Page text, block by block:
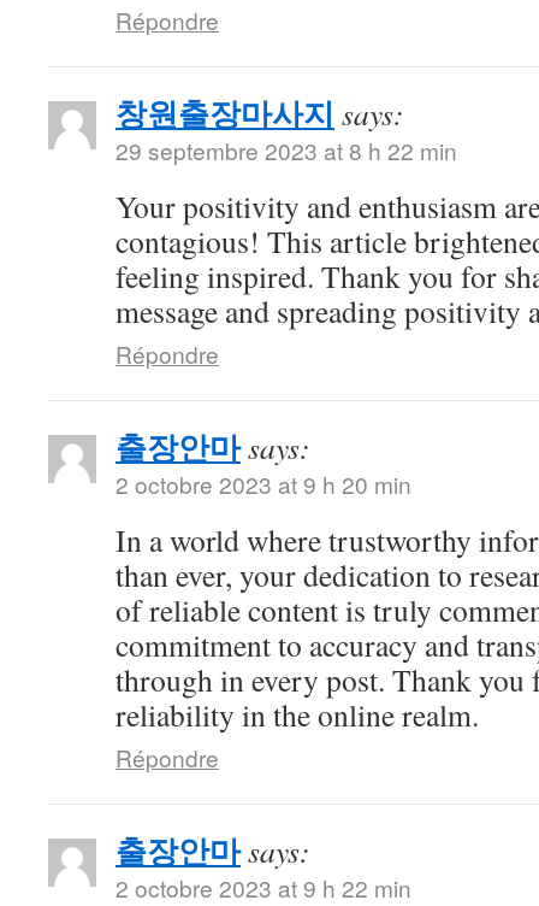
Répondre
창원출장마사지 says:
29 septembre 2023 at 8 h 22 min
Your positivity and enthusiasm
contagious! This article
feeling inspired. Thank you for
message and spreading positivity
Répondre
출장안마says:
2 octobre 2023 at 9 h 20 min
In a world where trustworthy
than ever, your dedication to
of reliable content is truly
commitment to accuracy and
through in every post. Thank you
reliability in the online realm.
Répondre
출장안마says:
2 octobre 2023 at 9 h 22 min